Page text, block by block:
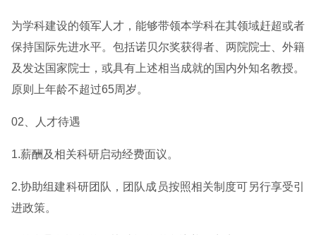
为学科建设的领军人才，能够带领本学科在其领域赶超或者
保持国际先进水平。包括诺贝尔奖获得者、两院院士、外籍
及发达国家院士，或具有上述相当成就的国内外知名教授。
原则上年龄不超过65周岁。
02、人才待遇
1.薪酬及相关科研启动经费面议。
2.协助组建科研团队，团队成员按照相关制度可另行享受引
进政策。